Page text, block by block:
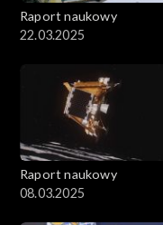
Raport naukowy
22.03.2025
Raport naukowy
08.03.2025